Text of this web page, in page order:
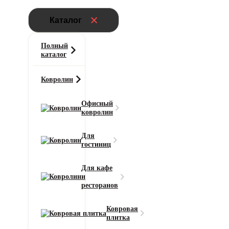
Каталог
Полный
каталог
Ковролин
Офисный
ковролин
Для
гостиниц
Для кафе
и
ресторанов
Ковровая
плитка
Напольные покрытия
Смотреть все характеристики
2